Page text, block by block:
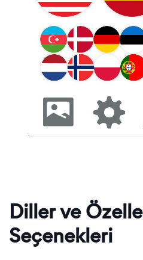
Diller ve
Seçenekleri